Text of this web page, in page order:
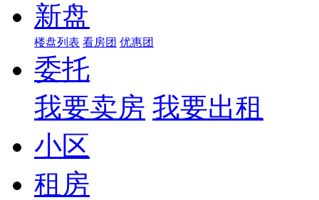
新盘
楼盘列表 看房团 优惠团
委托
我要卖房 我要出租
小区
租房